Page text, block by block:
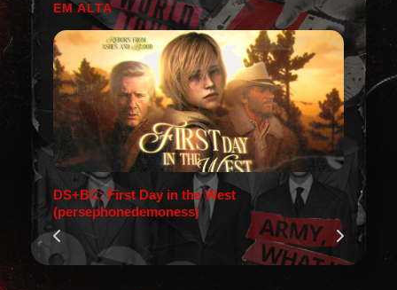
EM ALTA
DS+BC: First Day in the West
(persephonedemoness)